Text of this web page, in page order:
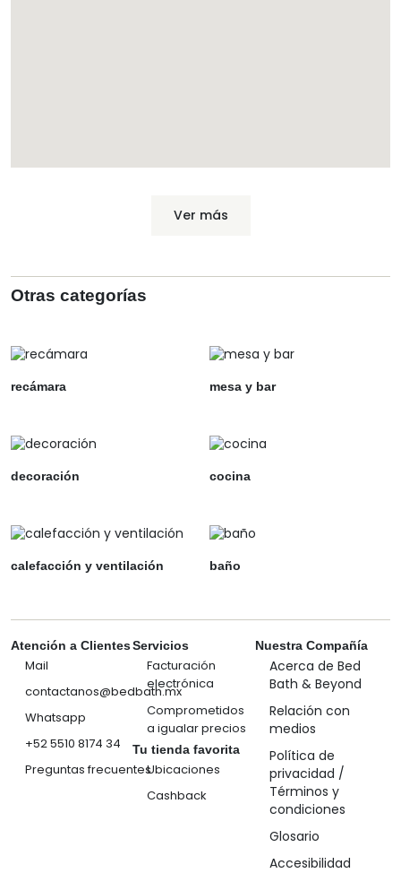
Ver más
Otras categorías
recámara mesa y bar
decoración cocina
calefacción y ventilación baño
Atención a Clientes
Mail
contactanos@bedbath.mx
Whatsapp
+52 5510 8174 34
Preguntas frecuentes
Servicios
Facturación
electrónica
Comprometidos
a igualar precios
Tu tienda favorita
Ubicaciones
Cashback
Nuestra Compañía
Acerca de Bed
Bath & Beyond
Relación con
medios
Política de
privacidad /
Términos y
condiciones
Glosario
Accesibilidad